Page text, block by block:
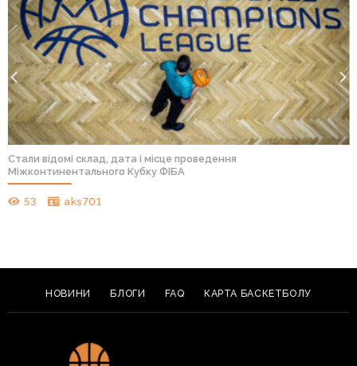
Стали відомі склад, дата і місце проведення
Міжконтинентального Кубку ФІБА
53 aks701
НОВИНИ БЛОГИ FAQ КАРТА БАСКЕТБОЛУ